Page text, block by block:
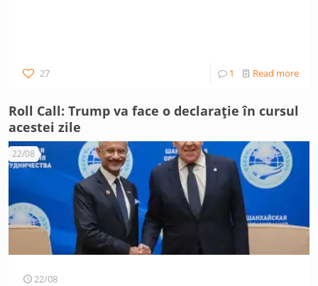
27 1 Read more
Roll Call: Trump va face o declarație în cursul
acestei zile
22/08
22/08